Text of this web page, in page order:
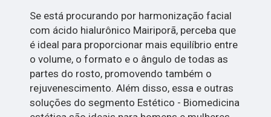
Se está procurando por harmonização facial
com ácido hialurônico Mairiporã, perceba que
é ideal para proporcionar mais equilíbrio entre
o volume, o formato e o ângulo de todas as
partes do rosto, promovendo também o
rejuvenescimento. Além disso, essa e outras
soluções do segmento Estético - Biomedicina